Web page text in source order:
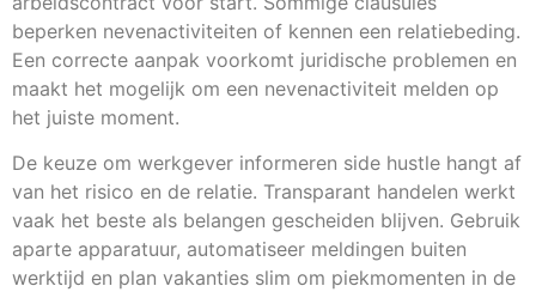
beperken nevenactiviteiten of kennen een relatiebeding.
Een correcte aanpak voorkomt juridische problemen en
maakt het mogelijk om een nevenactiviteit melden op
het juiste moment.
De keuze om werkgever informeren side hustle hangt af
van het risico en de relatie. Transparant handelen werkt
vaak het beste als belangen gescheiden blijven. Gebruik
aparte apparatuur, automatiseer meldingen buiten
werktijd en plan vakanties slim om piekmomenten in de